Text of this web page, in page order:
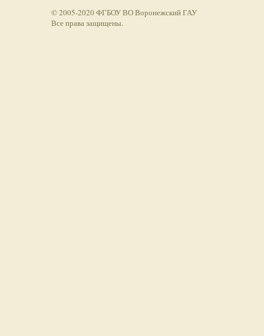
© 2005-2020 ФГБОУ ВО Воронежский ГАУ
Все права защищены.